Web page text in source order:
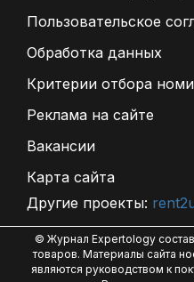
Пользовательское
Обработка данных
Критерии отбора
Реклама на сайте
Вакансии
Карта сайта
Другие проекты:
© Журнал Expertology
товаров. Материалы сайта
являются руководством к